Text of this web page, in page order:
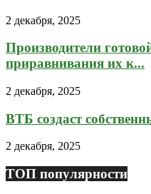
2 декабря, 2025
Производители
приравнивания их к...
2 декабря, 2025
ВТБ создаст
2 декабря, 2025
ТОП популярности